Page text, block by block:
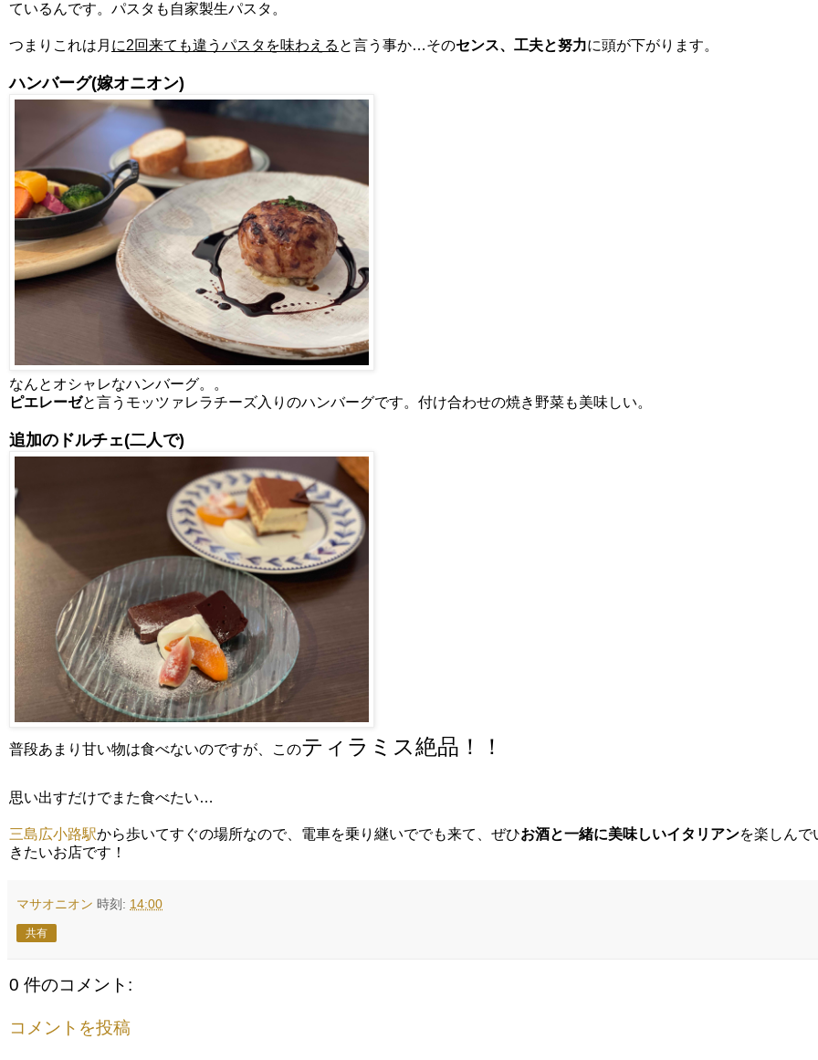
ているんです。パスタも自家製生パスタ。
つまりこれは月 に2回来ても違うパスタを味わえる と言う事か…そのセンス、工夫と努力に頭が下がります。
ハンバーグ(嫁オニオン)
なんとオシャレなハンバーグ。。
ピエレーゼと言うモッツァレラチーズ入りのハンバーグです。付け合わせの焼き野菜も美味しい。
追加のドルチェ(二人で)
普段あまり甘い物は食べないのですが、このティラミス絶品！！
思い出すだけでまた食べたい…
三島広小路駅から歩いてすぐの場所なので、電車を乗り継いででも来て、ぜひお酒と一緒に美味しいイタリアンを楽しんで
きたいお店です！
マサオニオン 時刻: 14:00
共有
0 件のコメント:
コメントを投稿